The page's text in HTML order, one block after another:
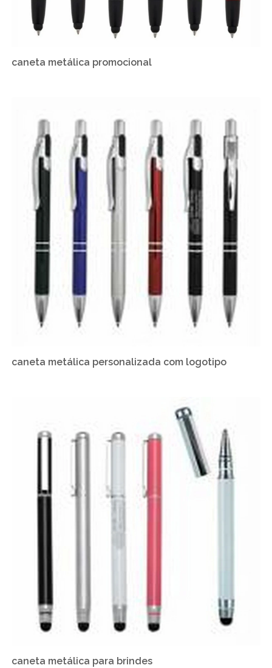
caneta metálica promocional
caneta metálica personalizada com logotipo
caneta metálica para brindes